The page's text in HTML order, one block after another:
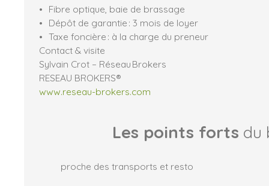
Fibre optique, baie de brassage
Dépôt de garantie : 3 mois de loyer
Taxe foncière : à la charge du preneur
Contact & visite
Sylvain Crot – Réseau Brokers
RESEAU BROKERS®
www.reseau-brokers.com
Les points forts du
proche des transports et resto